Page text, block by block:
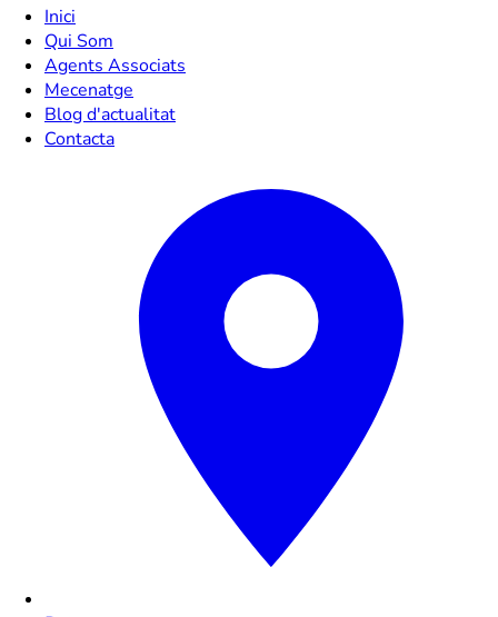
Inici
Qui Som
Agents Associats
Mecenatge
Blog d'actualitat
Contacta